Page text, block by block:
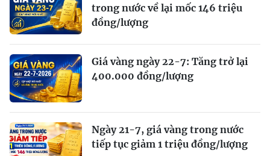
trong nước về lại mốc 146 triệu
đồng/lượng
Giá vàng ngày 22-7: Tăng trở lại
400.000 đồng/lượng
Ngày 21-7, giá vàng trong nước
tiếp tục giảm 1 triệu đồng/lượng